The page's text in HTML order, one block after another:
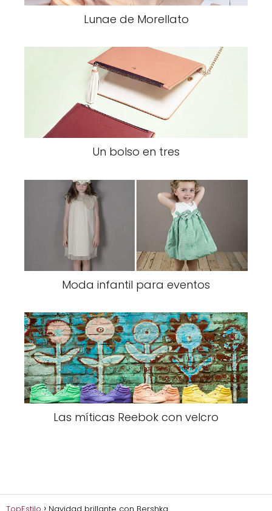
Lunae de Morellato
Un bolso en tres
Moda infantil para eventos
Las míticas Reebok con velcro